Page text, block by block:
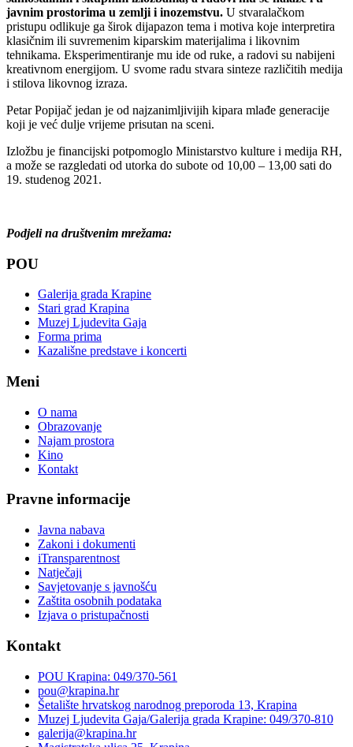
javnim prostorima u zemlji i inozemstvu. U stvaralačkom
pristupu odlikuje ga širok dijapazon tema i motiva koje interpretira
klasičnim ili suvremenim kiparskim materijalima i likovnim
tehnikama. Eksperimentiranje mu ide od ruke, a radovi su nabijeni
kreativnom energijom. U svome radu stvara sinteze različitih medija
i stilova likovnog izraza.
Petar Popijač jedan je od najzanimljivijih kipara mlađe generacije
koji je već dulje vrijeme prisutan na sceni.
Izložbu je financijski potpomoglo Ministarstvo kulture i medija RH,
a može se razgledati od utorka do subote od 10,00 – 13,00 sati do
19. studenog 2021.
Podjeli na društvenim mrežama:
POU
Galerija grada Krapine
Stari grad Krapina
Muzej Ljudevita Gaja
Forma prima
Kazališne predstave i koncerti
Meni
O nama
Obrazovanje
Najam prostora
Kino
Kontakt
Pravne informacije
Javna nabava
Zakoni i dokumenti
iTransparentnost
Natječaji
Savjetovanje s javnošću
Zaštita osobnih podataka
Izjava o pristupačnosti
Kontakt
POU Krapina: 049/370-561
pou@krapina.hr
Šetalište hrvatskog narodnog preporoda 13, Krapina
Muzej Ljudevita Gaja/Galerija grada Krapine: 049/370-810
galerija@krapina.hr